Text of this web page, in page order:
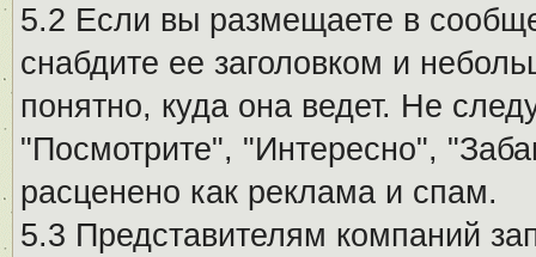
5.2 Если вы размещаете в
снабдите ее заголовком и
понятно, куда она ведет. Не
"Посмотрите", "Интересно",
расценено как реклама и спам.
5.3 Представителям компаний